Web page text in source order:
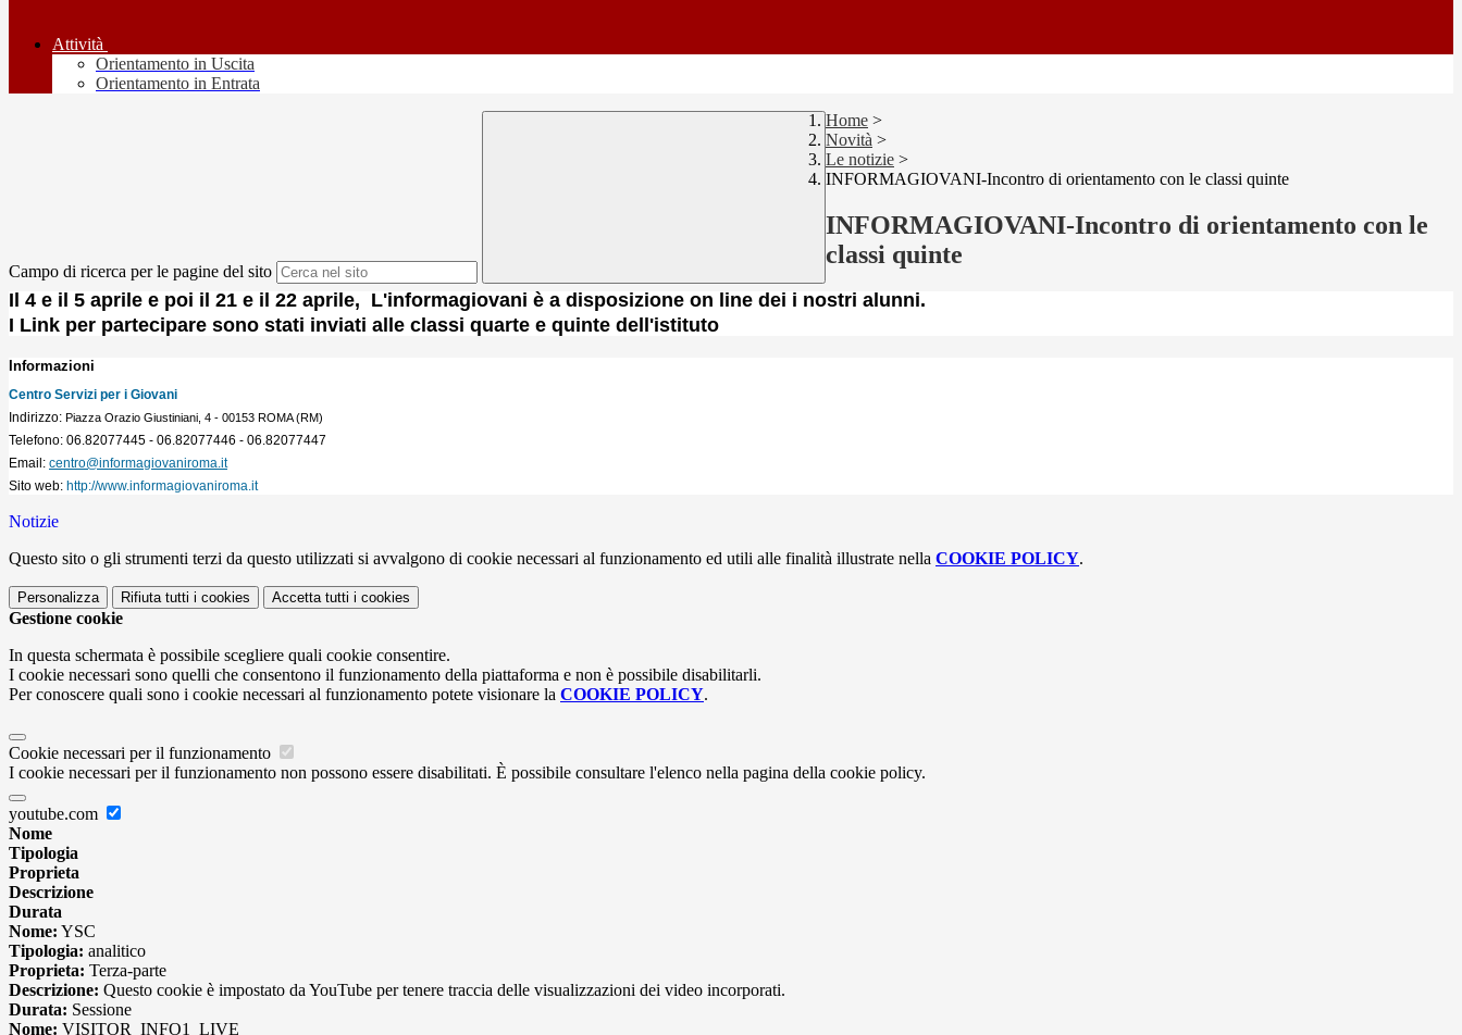
Attività
Orientamento in Uscita
Orientamento in Entrata
Campo di ricerca per le pagine del sito
Home >
Novità >
Le notizie >
INFORMAGIOVANI-Incontro di orientamento con le classi quinte
INFORMAGIOVANI-Incontro di orientamento con le
classi quinte
Il 4 e il 5 aprile e poi il 21 e il 22 aprile, L'informagiovani è a disposizione on line dei i nostri alunni.
I Link per partecipare sono stati inviati alle classi quarte e quinte dell'istituto
Informazioni
Centro Servizi per i Giovani
Indirizzo: Piazza Orazio Giustiniani, 4 - 00153 ROMA (RM)
Telefono: 06.82077445 - 06.82077446 - 06.82077447
Email: centro@informagiovaniroma.it
Sito web: http://www.informagiovaniroma.it
Notizie
Questo sito o gli strumenti terzi da questo utilizzati si avvalgono di cookie necessari al funzionamento ed utili alle finalità illustrate nella COOKIE POLICY.
Personalizza Rifiuta tutti i cookies Accetta tutti i cookies
Gestione cookie
In questa schermata è possibile scegliere quali cookie consentire.
I cookie necessari sono quelli che consentono il funzionamento della piattaforma e non è possibile disabilitarli.
Per conoscere quali sono i cookie necessari al funzionamento potete visionare la COOKIE POLICY.
Cookie necessari per il funzionamento
I cookie necessari per il funzionamento non possono essere disabilitati. È possibile consultare l'elenco nella pagina della cookie policy.
youtube.com
Nome
Tipologia
Proprieta
Descrizione
Durata
Nome: YSC
Tipologia: analitico
Proprieta: Terza-parte
Descrizione: Questo cookie è impostato da YouTube per tenere traccia delle visualizzazioni dei video incorporati.
Durata: Sessione
Nome: VISITOR_INFO1_LIVE